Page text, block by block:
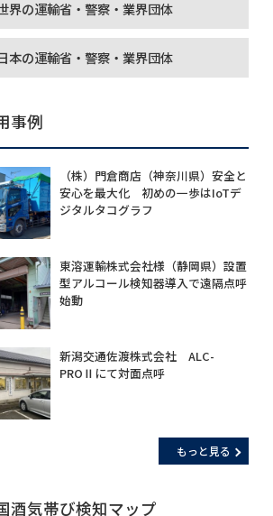
界の運輸省・警察・業界団体
本の運輸省・警察・業界団体
事例
（株）門倉商店（神奈川県）安全と
安心を最大化 初めの一歩はIoTデ
ジタルタコグラフ
東溶運輸株式会社様（静岡県）設置
型アルコール検知器導入で遠隔点呼
始動
新潟交通佐渡株式会社 ALC-
PROⅡにて対面点呼
もっと見る
酒気帯び検知マップ